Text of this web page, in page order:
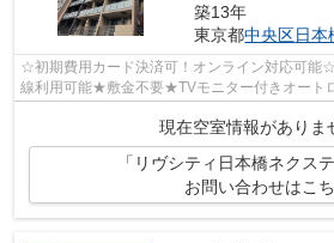
築13年
東京都中央区日本
☆初期費用カード決済可！オンライン対応可
線利用可能★敷金不要★TVモニター付きオート
ルロックキー採用★防犯カメラ★独立洗面台★
現在空室情報がありま
「リヴシティ日本橋ネクス
お問い合わせはこ